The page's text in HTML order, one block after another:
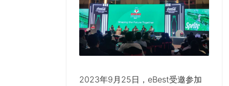
2023年9月25日，eBest受邀参加